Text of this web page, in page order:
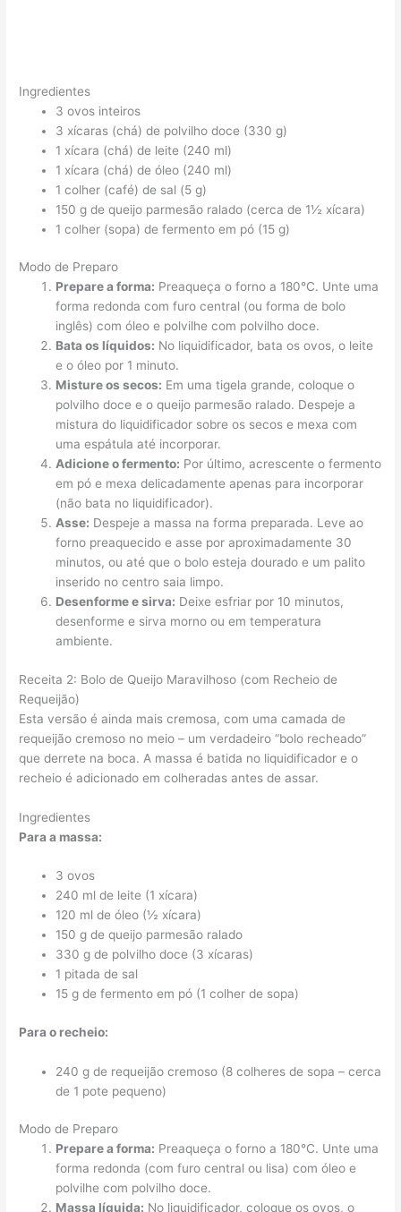
Ingredientes
3 ovos inteiros
3 xícaras (chá) de polvilho doce (330 g)
1 xícara (chá) de leite (240 ml)
1 xícara (chá) de óleo (240 ml)
1 colher (café) de sal (5 g)
150 g de queijo parmesão ralado (cerca de 1½ xícara)
1 colher (sopa) de fermento em pó (15 g)
Modo de Preparo
Prepare a forma: Preaqueça o forno a 180°C. Unte uma
forma redonda com furo central (ou forma de bolo
inglês) com óleo e polvilhe com polvilho doce.
Bata os líquidos: No liquidificador, bata os ovos, o leite
e o óleo por 1 minuto.
Misture os secos: Em uma tigela grande, coloque o
polvilho doce e o queijo parmesão ralado. Despeje a
mistura do liquidificador sobre os secos e mexa com
uma espátula até incorporar.
Adicione o fermento: Por último, acrescente o fermento
em pó e mexa delicadamente apenas para incorporar
(não bata no liquidificador).
Asse: Despeje a massa na forma preparada. Leve ao
forno preaquecido e asse por aproximadamente 30
minutos, ou até que o bolo esteja dourado e um palito
inserido no centro saia limpo.
Desenforme e sirva: Deixe esfriar por 10 minutos,
desenforme e sirva morno ou em temperatura
ambiente.
Receita 2: Bolo de Queijo Maravilhoso (com Recheio de
Requeijão)
Esta versão é ainda mais cremosa, com uma camada de
requeijão cremoso no meio – um verdadeiro “bolo recheado”
que derrete na boca. A massa é batida no liquidificador e o
recheio é adicionado em colheradas antes de assar.
Ingredientes
Para a massa:
3 ovos
240 ml de leite (1 xícara)
120 ml de óleo (½ xícara)
150 g de queijo parmesão ralado
330 g de polvilho doce (3 xícaras)
1 pitada de sal
15 g de fermento em pó (1 colher de sopa)
Para o recheio:
240 g de requeijão cremoso (8 colheres de sopa – cerca
de 1 pote pequeno)
Modo de Preparo
Prepare a forma: Preaqueça o forno a 180°C. Unte uma
forma redonda (com furo central ou lisa) com óleo e
polvilhe com polvilho doce.
Massa líquida: No liquidificador, coloque os ovos, o